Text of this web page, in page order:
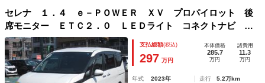
セレナ １．４ ｅ－ＰＯＷＥＲ ＸＶ プロパイロット 後
席モニター ＥＴＣ２．０ ＬＥＤライト コネクトナビ ア
ラウンドビューＭ シート＆ステアリングヒータ ＨＤＭ
Ｉ ＴＶキャンセラー 両側オートスライドドア
支払総額(税込)
297 万円
本体価格
285.7
万円
諸費用
11.3
万円
年式 2023年 走行
5.2万km